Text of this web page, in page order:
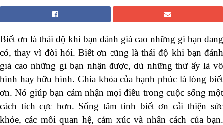
Biết ơn là thái độ khi bạn đánh giá cao những gì bạn đang
có, thay vì đòi hỏi. Biết ơn cũng là thái độ khi bạn đánh
giá cao những gì bạn nhận được, dù những thứ ấy là vô
hình hay hữu hình. Chìa khóa của hạnh phúc là lòng biết
ơn. Nó giúp bạn cảm nhận mọi điều trong cuộc sống một
cách tích cực hơn. Sống tâm tình biết ơn cải thiện sức
khỏe, các mối quan hệ, cảm xúc và nhân cách của bạn.